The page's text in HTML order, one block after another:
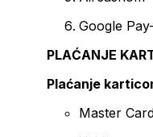
Google
PLAĆANJE
Plaćanje
Master